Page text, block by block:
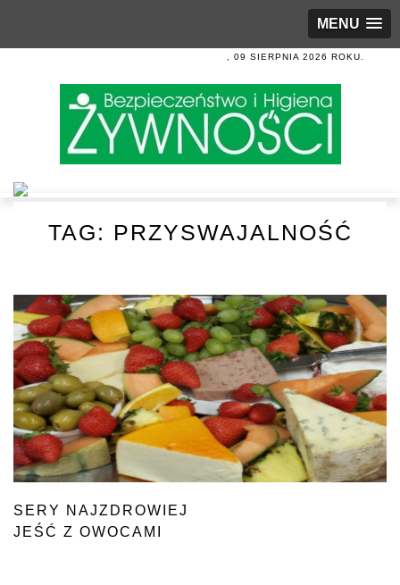
MENU
, 09 SIERPNIA 2026 ROKU.
TAG: PRZYSWAJALNOŚĆ
SERY NAJZDROWIEJ
JEŚĆ Z OWOCAMI